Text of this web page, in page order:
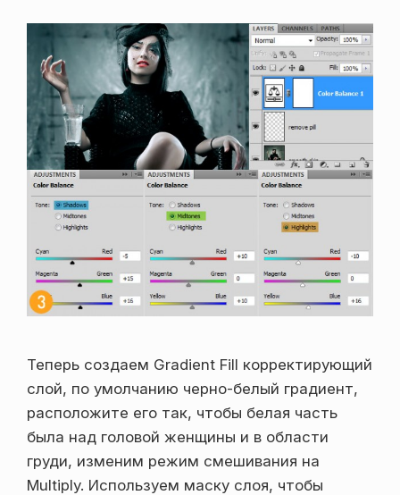
Теперь создаем Gradient Fill корректирующий
слой, по умолчанию черно-белый градиент,
расположите его так, чтобы белая часть
была над головой женщины и в области
груди, изменим режим смешивания на
Multiply. Используем маску слоя, чтобы